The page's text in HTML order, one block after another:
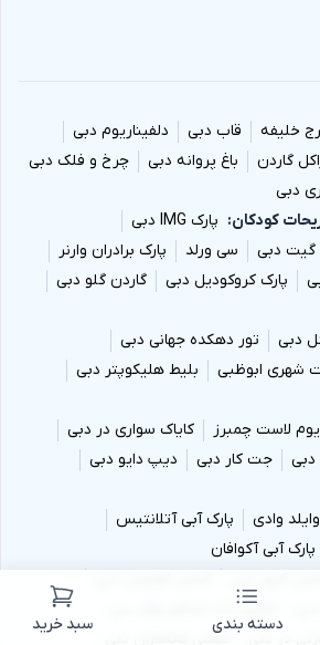
خلیفه قاب دبی
دلفیناریوم دبی
گاردن باغ پروانه دبی
چرخ و فلک دبی
دبی
کودکان
پارک IMG دبی
دبی سی ورلد
پارک برادران وارنر
پارک کروکودیل دبی
گاردن گلو دبی
دبی
تور دهکده جهانی دبی
شهری ابوظبی
بلیط هلیکوپتر دبی
لاست چمبرز
کایاک سواری در دبی
دبی جت کار دبی
دیپ دایو دبی
وادی
پارک آبی آتلانتیس
پارک آبی آکوافان
کشتی یات اسکای واکر دبی
کشتی کاتاماران دبی
دسته بندی سبد خرید